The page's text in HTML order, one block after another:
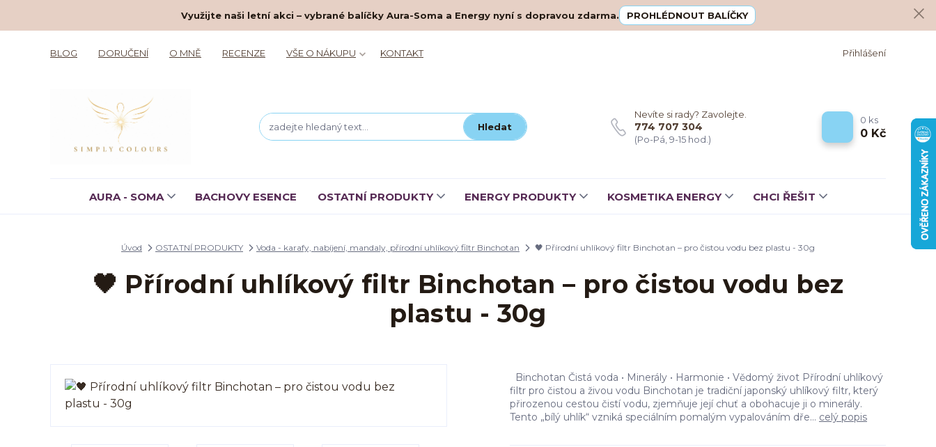
Využijte naši letní akci – vybrané balíčky Aura-Soma a Energy nyní s dopravou zdarma. PROHLÉDNOUT BALÍČKY
BLOG DORUČENÍ O MNĚ RECENZE VŠE O NÁKUPU KONTAKT Přihlášení
Hledat
Nevíte si rady? Zavolejte.
774 707 304
(Po-Pá, 9-15 hod.)
0 ks
0 Kč
AURA - SOMA BACHOVY ESENCE OSTATNÍ PRODUKTY ENERGY PRODUKTY KOSMETIKA ENERGY CHCI ŘEŠIT
Úvod OSTATNÍ PRODUKTY Voda - karafy, nabíjení, mandaly, přírodní uhlíkový filtr Binchotan 🖤 Přírodní uhlíkový filtr Binchotan – pro čistou vodu bez plastu - 30g
🖤 Přírodní uhlíkový filtr Binchotan – pro čistou vodu bez
plastu - 30g
Binchotan Čistá voda • Minerály • Harmonie • Vědomý život Přírodní uhlíkový
filtr pro čistou a živou vodu Binchotan je tradiční japonský uhlíkový filtr, který
přirozenou cestou čistí vodu, zjemňuje její chuť a obohacuje ji o minerály.
Tento „bílý uhlík“ vzniká speciálním pomalým vypalováním dře... celý popis